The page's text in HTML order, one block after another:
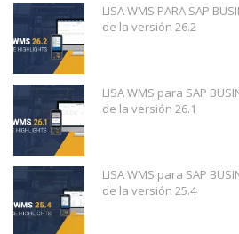
LISA WMS PARA SAP
de la versión 26.2
LISA WMS para SAP
de la versión 26.1
LISA WMS para SAP
de la versión 25.4